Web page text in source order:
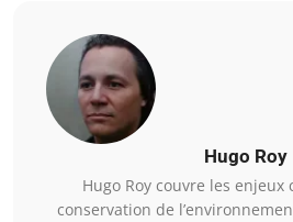
Hugo Roy
Hugo Roy couvre les
conservation de